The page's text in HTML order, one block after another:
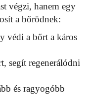
végzi, hanem egy
a bőrödnek:
védi a bőrt a káros
segít regenerálódni
és ragyogóbb